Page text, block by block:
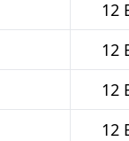
12
12
12
12